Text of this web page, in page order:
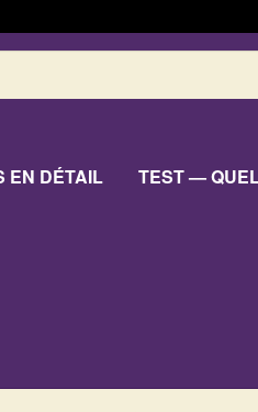
EN DÉTAIL TEST —